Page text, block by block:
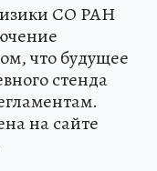
СО РАН
что будущее
стенда
на сайте